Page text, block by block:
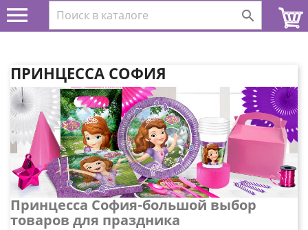
 
ПРИНЦЕССА СОФИЯ
Принцесса София-большой выбор
товаров для праздника